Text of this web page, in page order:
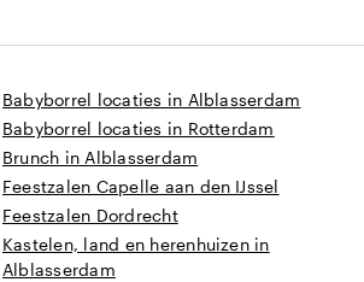
Babyborrel locaties in Alblasserdam
Babyborrel locaties in Rotterdam
Brunch in Alblasserdam
Feestzalen Capelle aan den IJssel
Feestzalen Dordrecht
Kastelen, land en herenhuizen in
Alblasserdam